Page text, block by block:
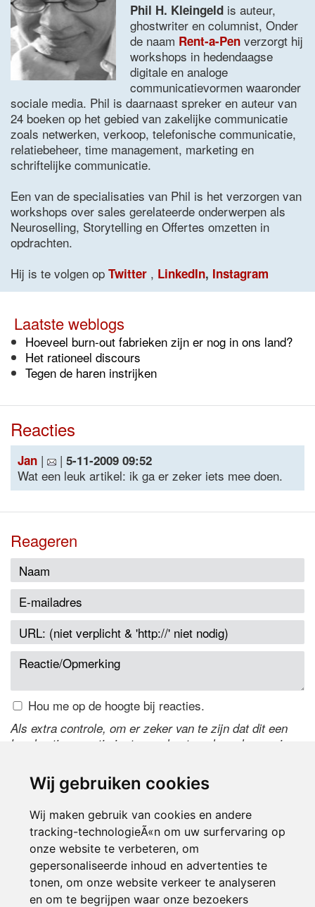
Wij gebruiken cookies
Wij maken gebruik van cookies en andere
tracking-technologieÃ«n om uw surfervaring op
onze website te verbeteren, om
gepersonaliseerde inhoud en advertenties te
tonen, om onze website verkeer te analyseren
en om te begrijpen waar onze bezoekers
Phil H. Kleingeld is auteur,
ghostwriter en columnist, Onder
de naam Rent-a-Pen verzorgt hij
workshops in hedendaagse
digitale en analoge
communicatievormen waaronder
sociale media. Phil is daarnaast spreker en auteur van
24 boeken op het gebied van zakelijke communicatie
zoals netwerken, verkoop, telefonische communicatie,
relatiebeheer, time management, marketing en
schriftelijke communicatie.
Een van de specialisaties van Phil is het verzorgen van
workshops over sales gerelateerde onderwerpen als
Neuroselling, Storytelling en Offertes omzetten in
opdrachten.
Hij is te volgen op Twitter , LinkedIn, Instagram
Laatste weblogs
Hoeveel burn-out fabrieken zijn er nog in ons land?
Het rationeel discours
Tegen de haren instrijken
Reacties
Jan | | 5-11-2009 09:52
Wat een leuk artikel: ik ga er zeker iets mee doen.
Reageren
Hou me op de hoogte bij reacties.
Als extra controle, om er zeker van te zijn dat dit een
handmatige reactie is, typ onderstaande code over in
de code te wijzigen.